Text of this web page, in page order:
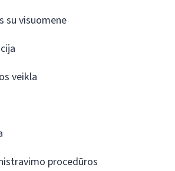
su visuomene
veikla
procedūros